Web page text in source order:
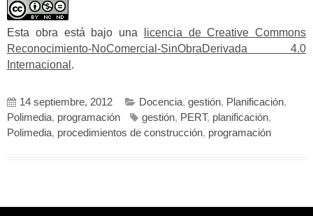
Esta obra está bajo una
licencia de Creative Commons
Reconocimiento-NoComercial-SinObraDerivada 4.0
Internacional .
14 septiembre, 2012 Docencia, gestión, Planificación,
Polimedia, programación gestión, PERT, planificación,
Polimedia, procedimientos de construcción, programación